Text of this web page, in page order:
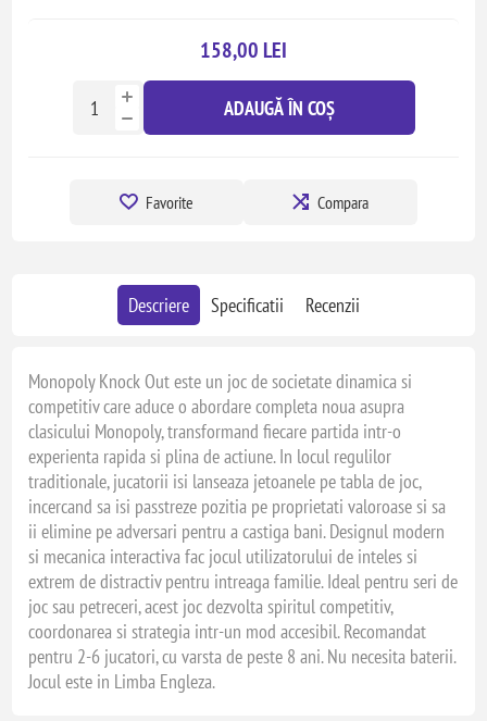
158,00 LEI
ADAUGĂ ÎN COȘ
Favorite Compara
Descriere Specificatii Recenzii
Monopoly Knock Out este un joc de societate dinamica si
competitiv care aduce o abordare completa noua asupra
clasicului Monopoly, transformand fiecare partida intr-o
experienta rapida si plina de actiune. In locul regulilor
traditionale, jucatorii isi lanseaza jetoanele pe tabla de joc,
incercand sa isi passtreze pozitia pe proprietati valoroase si sa
ii elimine pe adversari pentru a castiga bani. Designul modern
si mecanica interactiva fac jocul utilizatorului de inteles si
extrem de distractiv pentru intreaga familie. Ideal pentru seri de
joc sau petreceri, acest joc dezvolta spiritul competitiv,
coordonarea si strategia intr-un mod accesibil. Recomandat
pentru 2-6 jucatori, cu varsta de peste 8 ani. Nu necesita baterii.
Jocul este in Limba Engleza.